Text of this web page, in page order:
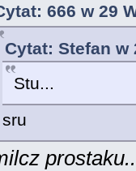
666 w 29
Cytat: Stefan w
Stu...
sru